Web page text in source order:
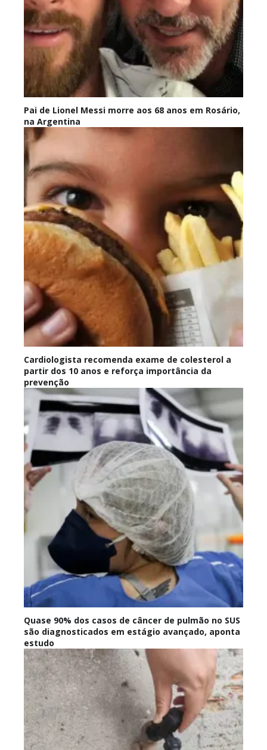
Pai de Lionel Messi morre aos 68 anos em Rosário,
na Argentina
Cardiologista recomenda exame de colesterol a
partir dos 10 anos e reforça importância da
prevenção
Quase 90% dos casos de câncer de pulmão no SUS
são diagnosticados em estágio avançado, aponta
estudo